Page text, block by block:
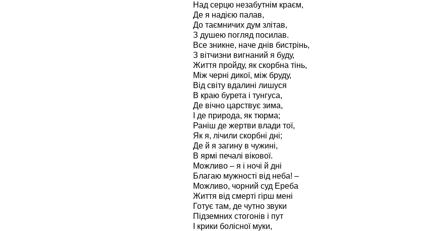
Над серцю незабутнім краєм,
Де я надією палав,
До таємничих дум злітав,
З душею погляд посилав.
Все зникне, наче днів бистрінь,
З вітчизни вигнаний я буду,
Життя пройду, як скорбна тінь,
Між черні дикої, між бруду,
Від світу вдалині лишуся
В краю бурета і тунгуса,
Де вічно царствує зима,
І де природа, як тюрма;
Раніш де жертви влади тої,
Як я, лічили скорбні дні;
Де й я загину в чужині,
В ярмі печалі вікової.
Можливо – я і ночі й дні
Благаю мужності від неба! –
Можливо, чорний суд Ереба
Життя від смерті гірш мені
Готує там, де чутно звуки
Підземних стогонів і пут
І крики болісної муки,